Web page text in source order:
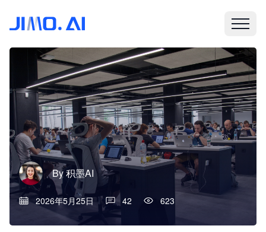
By积墨AI
2026年5月25日 42 623